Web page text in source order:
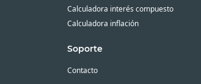
Calculadora interés compuesto
Calculadora inflación
Soporte
Contacto